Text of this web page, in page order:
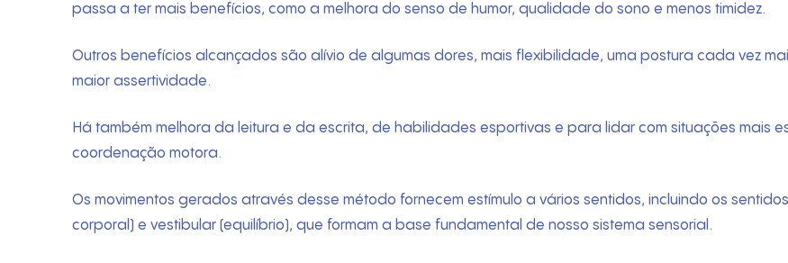
passa a ter mais benefícios, como a melhora do senso de humor, qualidade do sono e menos timidez.
Outros benefícios alcançados são alívio de algumas dores, mais flexibilidade, uma postura cada vez
maior assertividade.
Há também melhora da leitura e da escrita, de habilidades esportivas e para lidar com situações mais
coordenação motora.
Os movimentos gerados através desse método fornecem estímulo a vários sentidos, incluindo os
corporal) e vestibular (equilíbrio), que formam a base fundamental de nosso sistema sensorial.